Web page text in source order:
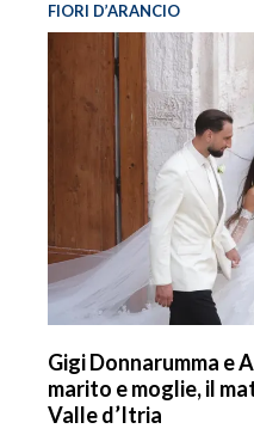
FIORI D’ARANCIO
Gigi Donnarumma e
marito e moglie, il
Valle d’Itria